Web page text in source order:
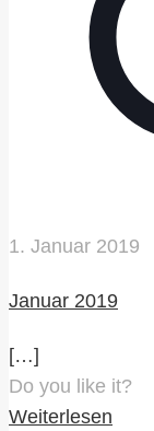
1. Januar 2019
Januar 2019
[…]
Do you like it?
Weiterlesen